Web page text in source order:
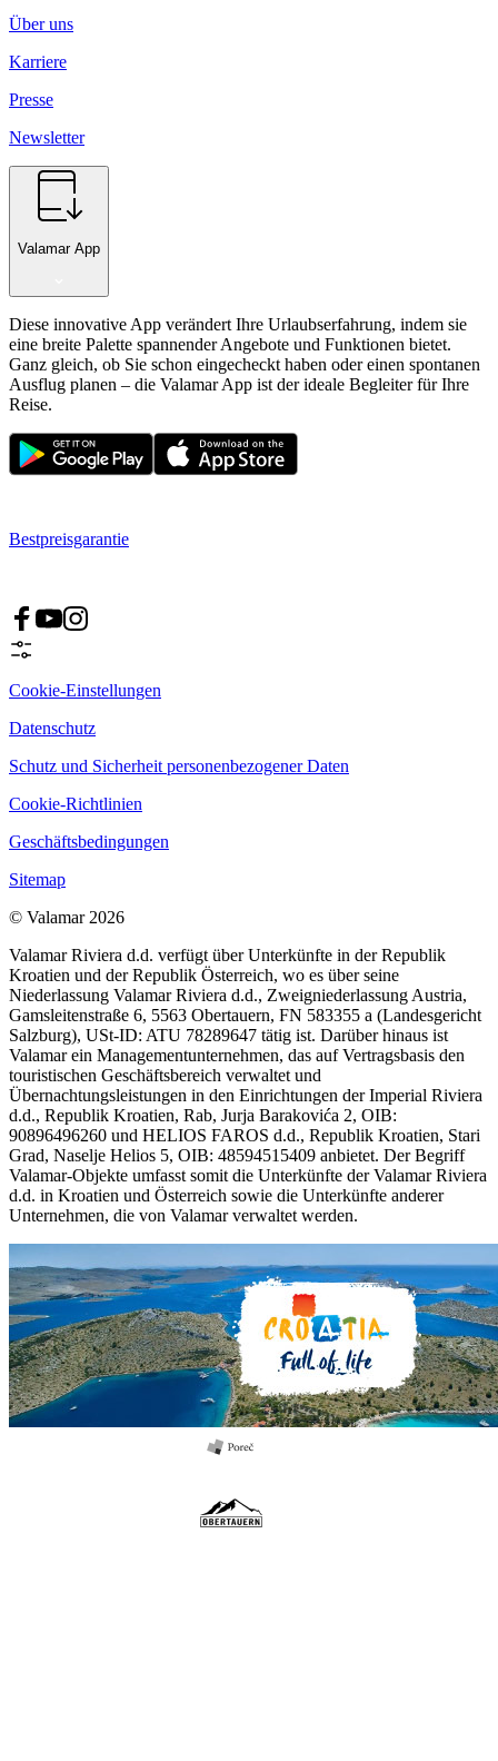
Über uns
Karriere
Presse
Newsletter
Valamar App
Diese innovative App verändert Ihre Urlaubserfahrung, indem sie
eine breite Palette spannender Angebote und Funktionen bietet.
Ganz gleich, ob Sie schon eingecheckt haben oder einen spontanen
Ausflug planen – die Valamar App ist der ideale Begleiter für Ihre
Reise.
Bestpreisgarantie
Cookie-Einstellungen
Datenschutz
Schutz und Sicherheit personenbezogener Daten
Cookie-Richtlinien
Geschäftsbedingungen
Sitemap
© Valamar 2026
Valamar Riviera d.d. verfügt über Unterkünfte in der Republik
Kroatien und der Republik Österreich, wo es über seine
Niederlassung Valamar Riviera d.d., Zweigniederlassung Austria,
Gamsleitenstraße 6, 5563 Obertauern, FN 583355 a (Landesgericht
Salzburg), USt-ID: ATU 78289647 tätig ist. Darüber hinaus ist
Valamar ein Managementunternehmen, das auf Vertragsbasis den
touristischen Geschäftsbereich verwaltet und
Übernachtungsleistungen in den Einrichtungen der Imperial Riviera
d.d., Republik Kroatien, Rab, Jurja Barakovića 2, OIB:
90896496260 und HELIOS FAROS d.d., Republik Kroatien, Stari
Grad, Naselje Helios 5, OIB: 48594515409 anbietet. Der Begriff
Valamar-Objekte umfasst somit die Unterkünfte der Valamar Riviera
d.d. in Kroatien und Österreich sowie die Unterkünfte anderer
Unternehmen, die von Valamar verwaltet werden.